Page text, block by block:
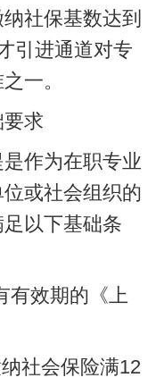
社保基数达到
引进通道对专
一。
求
作为在职专业
或社会组织的
以下基础条
效期的《上
社会保险满12